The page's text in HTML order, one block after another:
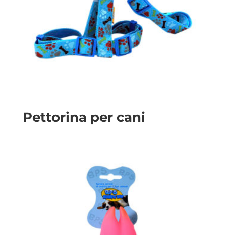
Pettorina per cani